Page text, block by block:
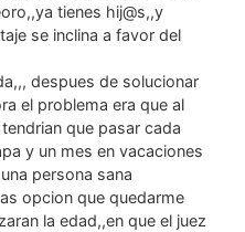
tienes hij@s,,y
se inclina a favor del
despues de solucionar
el problema era que al
que pasar cada
y un mes en vacaciones
persona sana
opcion que quedarme
la edad,,en que el juez